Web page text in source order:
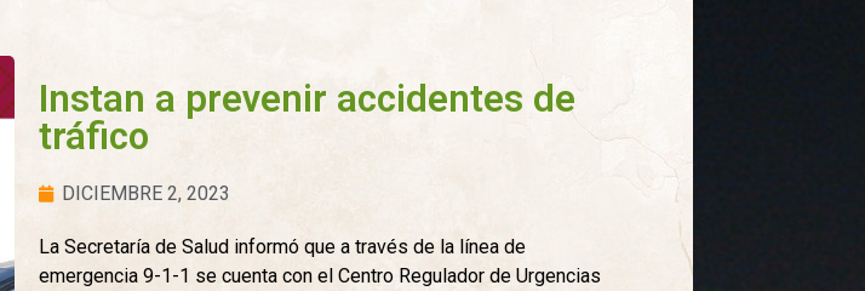
Instan a prevenir accidentes de
tráfico
DICIEMBRE 2, 2023
La Secretaría de Salud informó que a través de la línea de
emergencia 9-1-1 se cuenta con el Centro Regulador de Urgencias